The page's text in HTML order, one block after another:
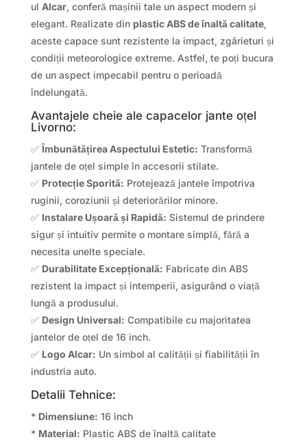
ul Alcar, conferă mașinii tale un aspect modern și
elegant. Realizate din plastic ABS de înaltă calitate,
aceste capace sunt rezistente la impact, zgârieturi și
condiții meteorologice extreme. Astfel, te poți bucura
de un aspect impecabil pentru o perioadă
îndelungată.
Avantajele cheie ale capacelor jante oțel
Livorno:
✅Îmbunătățirea Aspectului Estetic: Transformă
jantele de oțel simple în accesorii stilate.
✅ Protecție Sporită: Protejează jantele împotriva
ruginii, coroziunii și deteriorărilor minore.
✅ Instalare Ușoară și Rapidă: Sistemul de prindere
sigur și intuitiv permite o montare simplă, fără a
necesita unelte speciale.
✅ Durabilitate Excepțională: Fabricate din ABS
rezistent la impact și intemperii, asigurând o viață
lungă a produsului.
✅ Design Universal: Compatibile cu majoritatea
jantelor de oțel de 16 inch.
✅ Logo Alcar: Un simbol al calității și fiabilității în
industria auto.
Detalii Tehnice:
* Dimensiune: 16 inch
* Material: Plastic ABS de înaltă calitate